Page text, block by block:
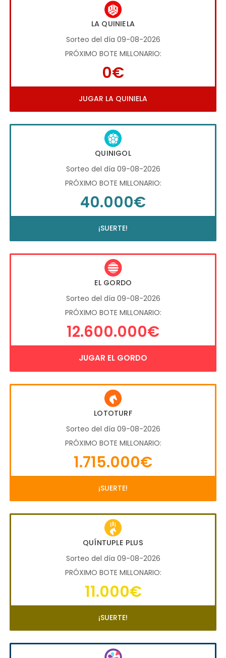
LA QUINIELA
Sorteo del día 09-08-2026
PRÓXIMO BOTE MILLONARIO:
0€
JUGAR LA QUINIELA
QUINIGOL
Sorteo del día 09-08-2026
PRÓXIMO BOTE MILLONARIO:
40.000€
¡SUERTE!
EL GORDO
Sorteo del día 09-08-2026
PRÓXIMO BOTE MILLONARIO:
12.600.000€
JUGAR EL GORDO
LOTOTURF
Sorteo del día 09-08-2026
PRÓXIMO BOTE MILLONARIO:
1.715.000€
¡SUERTE!
QUÍNTUPLE PLUS
Sorteo del día 09-08-2026
PRÓXIMO BOTE MILLONARIO:
11.000€
¡SUERTE!